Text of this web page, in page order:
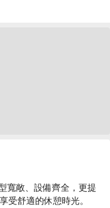
寬敞、設備齊全，更提
受舒適的休憩時光。